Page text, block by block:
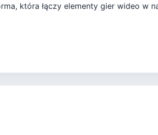
która łączy elementy gier wideo w